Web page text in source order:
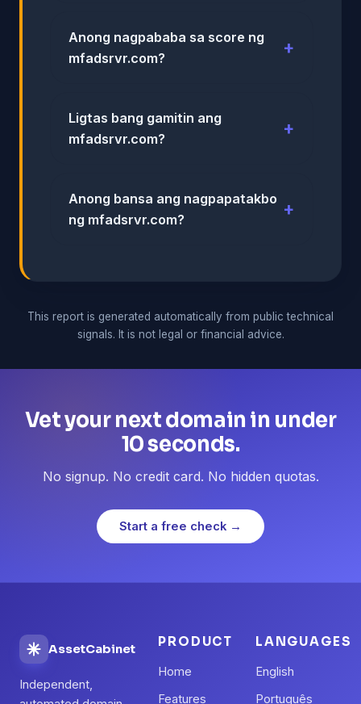
Anong nagpababa sa score ng
mfadsrvr.com?
Ligtas bang gamitin ang
mfadsrvr.com?
Anong bansa ang nagpapatakbo
ng mfadsrvr.com?
This report is generated automatically from public technical
signals. It is not legal or financial advice.
Vet your next domain in under
10 seconds.
No signup. No credit card. No hidden quotas.
Start a free check →
AssetCabinet
Independent,
PRODUCT
Home
Features
LANGUAGES
English
Português